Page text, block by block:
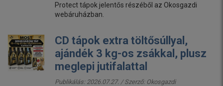
Protect tápok jelentős részéből az Okosgazdi
webáruházban.
CD tápok extra töltősúllyal,
ajándék 3 kg-os zsákkal, plusz
meglepi jutifalattal
Publikálás: 2026.07.27. / Szerző: Okosgazdi